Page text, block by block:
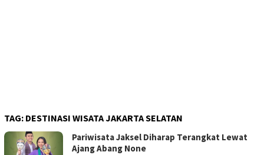
TAG: DESTINASI WISATA JAKARTA SELATAN
Pariwisata Jaksel Diharap Terangkat Lewat
Ajang Abang None